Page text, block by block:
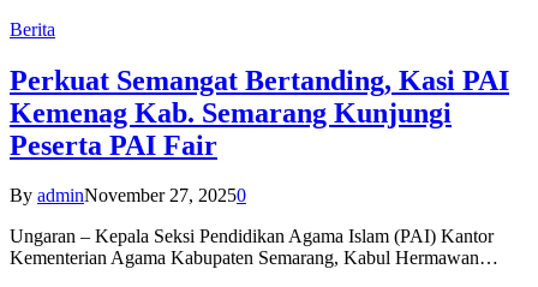
Berita
Perkuat Semangat Bertanding, Kasi PAI
Kemenag Kab. Semarang Kunjungi
Peserta PAI Fair
By adminNovember 27, 20250
Ungaran – Kepala Seksi Pendidikan Agama Islam (PAI) Kantor
Kementerian Agama Kabupaten Semarang, Kabul Hermawan…